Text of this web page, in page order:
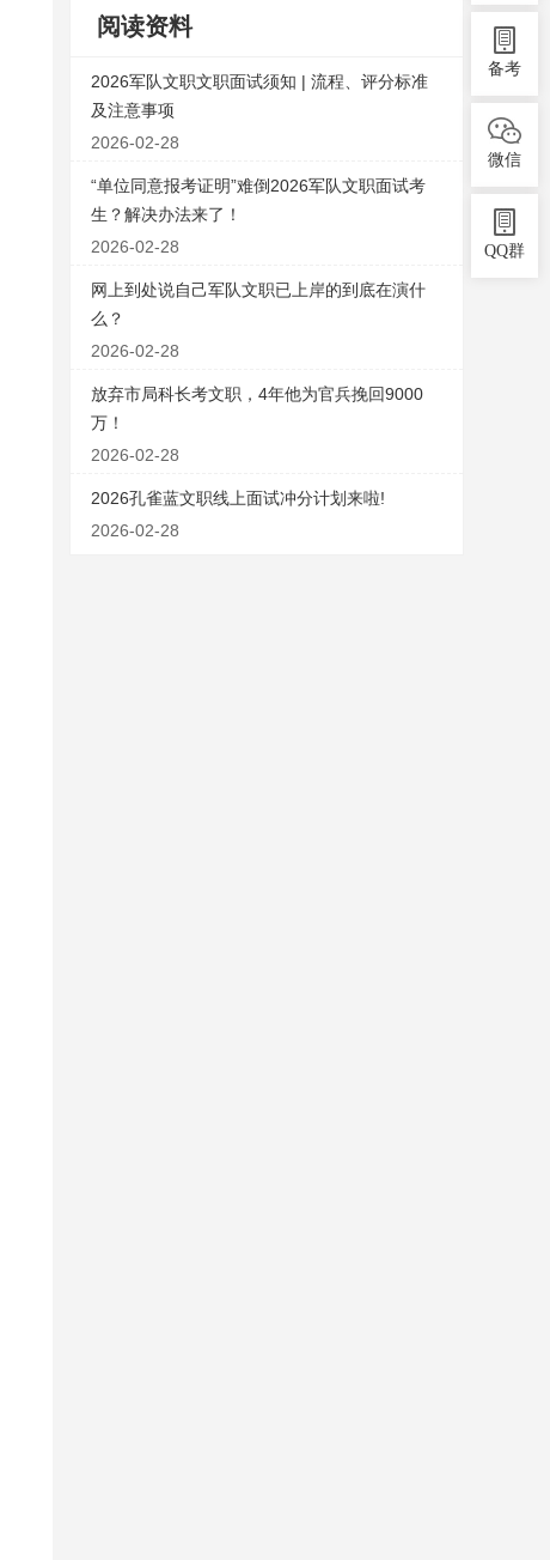
阅读资料
2026军队文职文职面试须知 | 流程、评分标准
及注意事项
2026-02-28
“单位同意报考证明”难倒2026军队文职面试考
生？解决办法来了！
2026-02-28
网上到处说自己军队文职已上岸的到底在演什
么？
2026-02-28
放弃市局科长考文职，4年他为官兵挽回9000
万！
2026-02-28
2026孔雀蓝文职线上面试冲分计划来啦!
2026-02-28
备考
微信
QQ群